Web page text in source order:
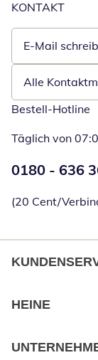
KONTAKT
E-Mail
Öffnet E-Mail-
Alle
Bestell-Hotline
Täglich von
0180 - 636
(20 Cent/
HEINE